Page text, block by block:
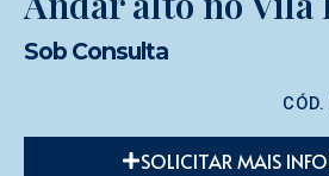
Sob Consulta
SOLICITAR MAIS